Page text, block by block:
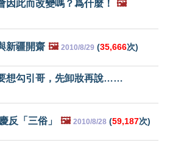
因此而改變嗎？爲什麼！ 🖼️
新疆開齋 🖼️ 2010/8/29 (35,666次)
想勾引哥，先卸妝再說……
反「三俗」 🖼️ 2010/8/28 (59,187次)